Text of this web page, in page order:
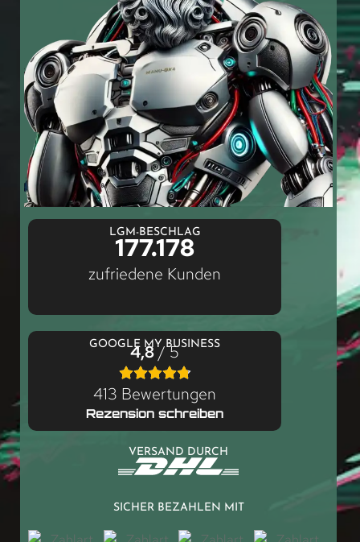
LGM-BESCHLAG
177.178
zufriedene Kunden
GOOGLE MY BUSINESS
4,8/ 5
413 Bewertungen
Rezension schreiben
VERSAND DURCH
SICHER BEZAHLEN MIT